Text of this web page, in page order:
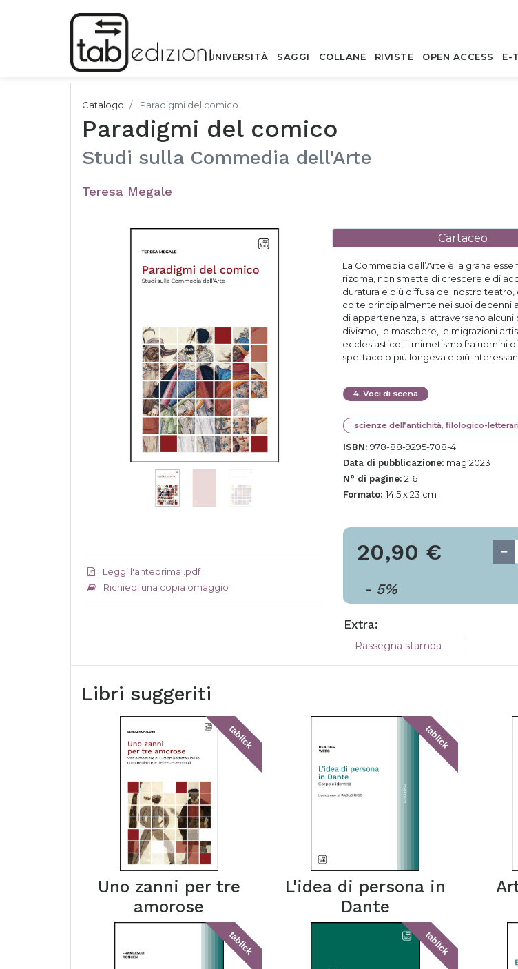
UNIVERSITÀ SAGGI COLLANE RIVISTE OPEN ACCESS E-
Catalogo Paradigmi del comico
Paradigmi del comico
Studi sulla Commedia dell'Arte
Teresa Megale
Leggi l'anteprima .pdf
Richiedi una copia omaggio
Cartaceo
La Commedia dell’Arte è la grana
rizoma, non smette di crescere e di
duratura e più diffusa del nostro
colte principalmente nei suoi decenni
di appartenenza, si attraversano
divismo, le maschere, le migrazioni
ecclesiastico, il mimetismo fra uomini
spettacolo più longeva e più
4. Voci di scena
scienze dell’antichità, filologico-
ISBN: 978-88-9295-708-4
Data di pubblicazione: mag 2023
N° di pagine: 216
Formato: 14,5 x 23 cm
20,90 €
- 5%
Extra:
Rassegna stampa
Libri suggeriti
tablick
Uno zanni per tre
amorose
tablick
L'idea di persona in
Dante
tablick tablick